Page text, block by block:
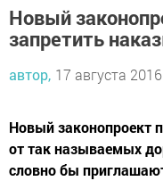
Новый
запретить
автор, 17 августа
Новый законопроект
от так называемых
словно бы